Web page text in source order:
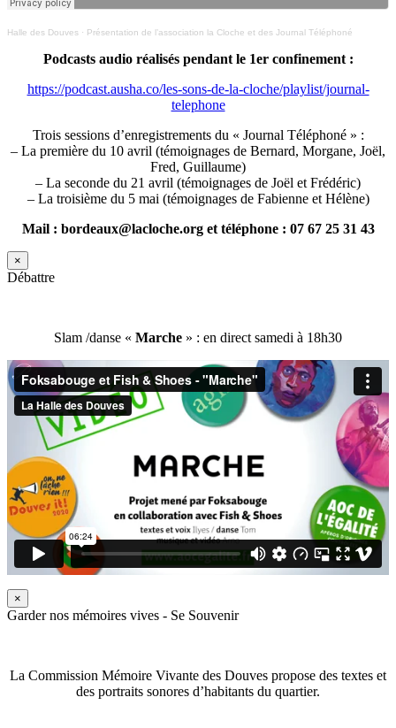
Halle des Douves · Présentation de l’association la Cloche et des Journal Téléphoné
Podcasts audio réalisés pendant le 1er confinement :
https://podcast.ausha.co/les-sons-de-la-cloche/playlist/journal-
telephone
Trois sessions d’enregistrements du « Journal Téléphoné » :
– La première du 10 avril (témoignages de Bernard, Morgane, Joël,
Fred, Guillaume)
– La seconde du 21 avril (témoignages de Joël et Frédéric)
– La troisième du 5 mai (témoignages de Fabienne et Hélène)
Mail : bordeaux@lacloche.org et téléphone : 07 67 25 31 43
×
Débattre
Slam /danse « Marche » : en direct samedi à 18h30
×
Garder nos mémoires vives - Se Souvenir
La Commission Mémoire Vivante des Douves propose des textes et
des portraits sonores d’habitants du quartier.